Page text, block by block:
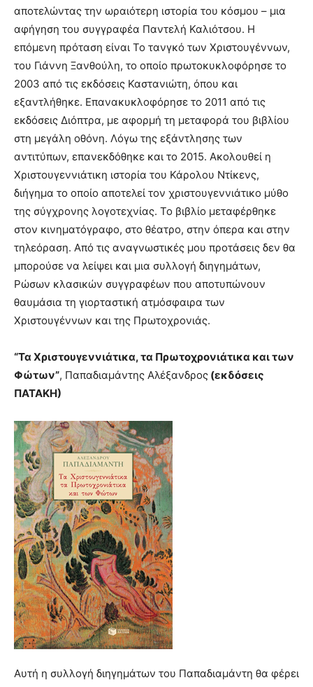
αποτελώντας την ωραιότερη ιστορία του κόσμου – μια
αφήγηση του συγγραφέα Παντελή Καλιότσου. Η
επόμενη πρόταση είναι Το τανγκό των Χριστουγέννων,
του Γιάννη Ξανθούλη, το οποίο πρωτοκυκλοφόρησε το
2003 από τις εκδόσεις Καστανιώτη, όπου και
εξαντλήθηκε. Επανακυκλοφόρησε το 2011 από τις
εκδόσεις Διόπτρα, με αφορμή τη μεταφορά του βιβλίου
στη μεγάλη οθόνη. Λόγω της εξάντλησης των
αντιτύπων, επανεκδόθηκε και το 2015. Ακολουθεί η
Χριστουγεννιάτικη ιστορία του Κάρολου Ντίκενς,
διήγημα το οποίο αποτελεί τον χριστουγεννιάτικο μύθο
της σύγχρονης λογοτεχνίας. Το βιβλίο μεταφέρθηκε
στον κινηματόγραφο, στο θέατρο, στην όπερα και στην
τηλεόραση. Από τις αναγνωστικές μου προτάσεις δεν θα
μπορούσε να λείψει και μια συλλογή διηγημάτων,
Ρώσων κλασικών συγγραφέων που αποτυπώνουν
θαυμάσια τη γιορταστική ατμόσφαιρα των
Χριστουγέννων και της Πρωτοχρονιάς.
“Τα Χριστουγεννιάτικα, τα Πρωτοχρονιάτικα και των
Φώτων”, Παπαδιαμάντης Αλέξανδρος (εκδόσεις
ΠΑΤΑΚΗ)
Αυτή η συλλογή διηγημάτων του Παπαδιαμάντη θα φέρει